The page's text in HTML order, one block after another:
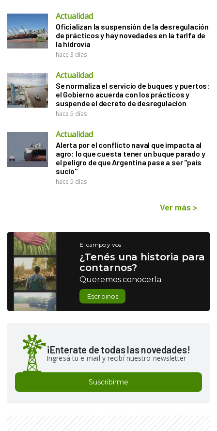
Actualidad
Oficializan la suspensión de la desregulación
de prácticos y hay novedades en la tarifa de
la hidrovía
hace 3 días
Actualidad
Se normaliza el servicio de buques y puertos:
el Gobierno acuerda con los prácticos y
suspende el decreto de desregulación
hace 5 días
Actualidad
Alerta por el conflicto naval que impacta al
agro: lo que cuesta tener un buque parado y
el peligro de que Argentina pase a ser "país
sucio"
hace 5 días
Ver más >
El campo y vos
¿Tenés una historia para
contarnos?
Queremos conocerla
Escribinos
¡Enterate de todas las novedades!
Ingresá tu e-mail y recibí nuestro newsletter
Suscribirme